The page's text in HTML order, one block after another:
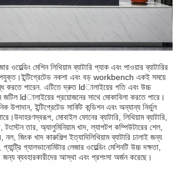
ওয়েল্ডিং মেশিন লিথিয়াম ব্যাটারি প্যাক এবং পাওয়ার ব্যাটারির
উপযুক্ত।ইন্টিগ্রেটেড নকশা এবং বড় workbench একই সময়ে
করতে পারেন. এটিতে দ্রুত ldালাইয়ের গতি এবং উচ্চ
জটিল ldালাইয়ের প্রয়োজনের সাথে মোকাবিলা করতে পারে।
উপাদান, ইন্টিগ্রেটেড সার্কিট কন্ডিশন এবং অন্যান্য নির্ভুল
মোবাইল ফোনের ব্যাটারি, লিথিয়াম ব্যাটারি,
টংস্টেন তার, অ্যালুমিনিয়াম খাদ, ল্যাপটপ কম্পিউটারের শেল,
নল, জিংক খাদ কারুশিল্প ইত্যাদিলিথিয়াম ব্যাটারি ঢালাই জন্য
গ্যালভানোমিটার লেজার ওয়েল্ডিং মেশিনটি উচ্চ দক্ষতা,
জন্য ব্যবহারকারীদের আস্থা এবং প্রশংসা অর্জন করেছে।